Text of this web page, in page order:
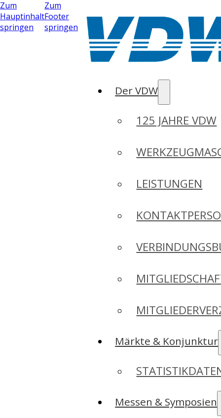
Zum
Hauptinhalt
springen
Zum
Footer
springen
Der VDW
125 JAHRE VDW
LEISTUNGEN
Märkte & Konjunktur
Messen & Symposien